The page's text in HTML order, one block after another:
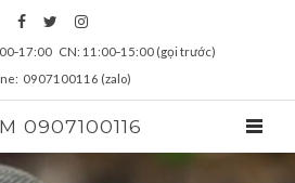
CN: 11:00‑15:00 (gọi trước)
0907100116 (zalo)
0907100116